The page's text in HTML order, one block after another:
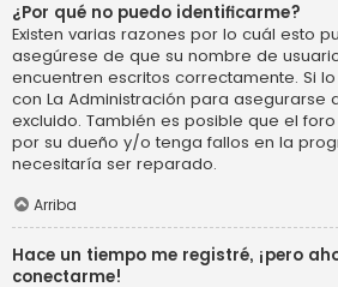
¿Por qué no puedo identificarme?
Existen varias razones por lo cuál esto
asegúrese de que su nombre de
encuentren escritos correctamente. Si
con La Administración para asegurarse
excluido. También es posible que el
por su dueño y/o tenga fallos en la
necesitaría ser reparado.
Arriba
Hace un tiempo me registré, ¡pero
conectarme!